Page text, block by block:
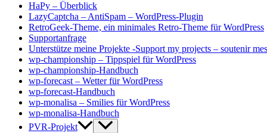
HaPy – Überblick
LazyCaptcha – AntiSpam – WordPress-Plugin
RetroGeek-Theme, ein minimales Retro-Theme für WordPress
Supportanfrage
Unterstütze meine Projekte -Support my projects – soutenir
wp-championship – Tippspiel für WordPress
wp-championship-Handbuch
wp-forecast – Wetter für WordPress
wp-forecast-Handbuch
wp-monalisa – Smilies für WordPress
wp-monalisa-Handbuch
PVR-Projekt